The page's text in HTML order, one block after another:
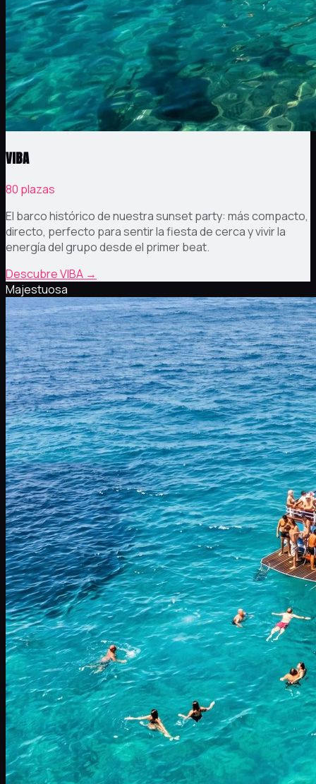
VIBA
80 plazas
El barco histórico de nuestra sunset party: más compacto,
directo, perfecto para sentir la fiesta de cerca y vivir la
energía del grupo desde el primer beat.
Descubre VIBA →
Majestuosa